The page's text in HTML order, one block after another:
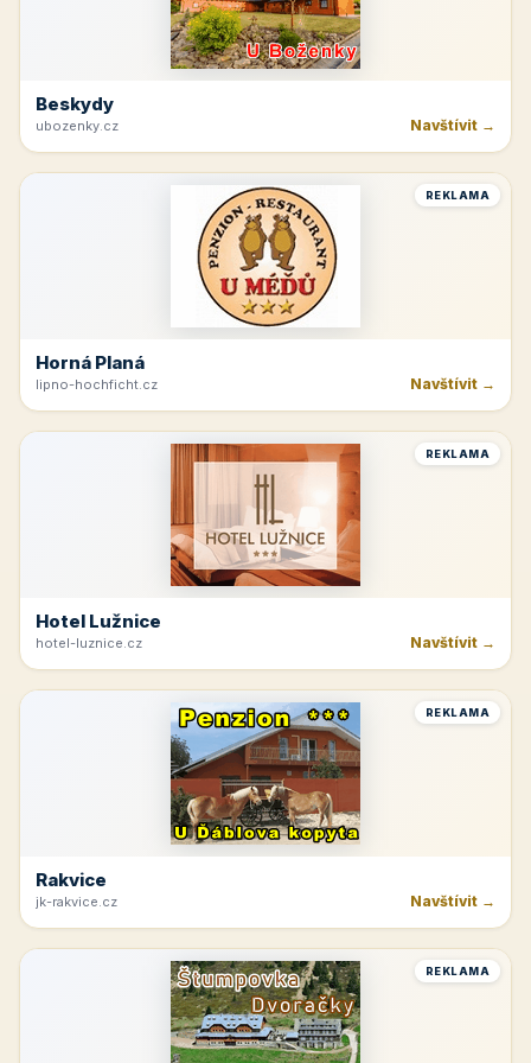
Beskydy
ubozenky.cz Navštívit →
REKLAMA
Horná Planá
lipno-hochficht.cz Navštívit →
REKLAMA
Hotel Lužnice
hotel-luznice.cz Navštívit →
REKLAMA
Rakvice
jk-rakvice.cz Navštívit →
REKLAMA